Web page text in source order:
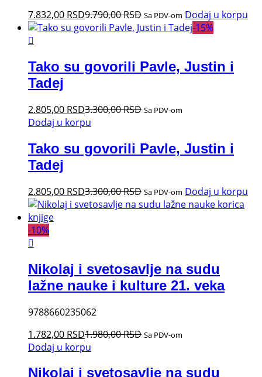
7.832,00 RSD9.790,00RSD Sa PDV-om Dodaj u korpu
-15%
Tako su govorili Pavle, Justin i
Tadej
2.805,00 RSD3.300,00RSD Sa PDV-om
Dodaj u korpu
Tako su govorili Pavle, Justin i
Tadej
2.805,00 RSD3.300,00RSD Sa PDV-om Dodaj u korpu
-10%
Nikolaj i svetosavlje na sudu
lažne nauke i kulture 21. veka
9788660235062
1.782,00 RSD1.980,00RSD Sa PDV-om
Dodaj u korpu
Nikolaj i svetosavlje na sudu